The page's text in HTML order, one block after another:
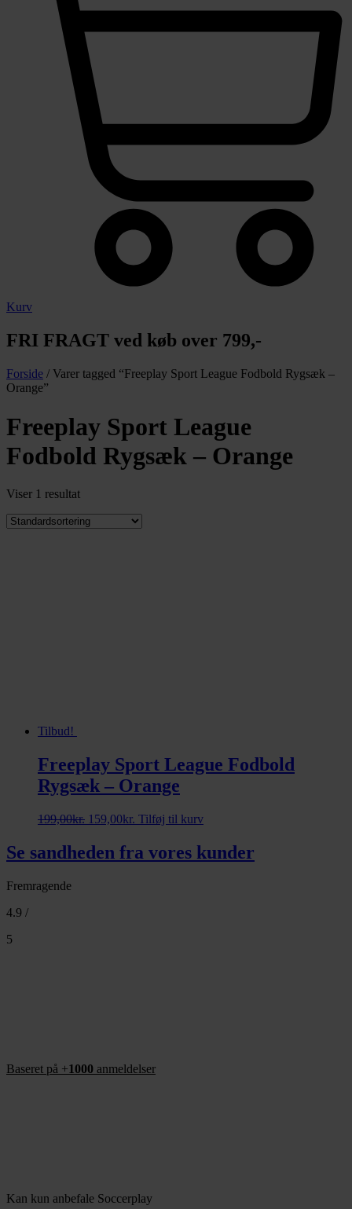
Kurv
FRI FRAGT ved køb over 799,-
Forside / Varer tagged “Freeplay Sport League Fodbold Rygsæk –
Orange”
Freeplay Sport League
Fodbold Rygsæk – Orange
Viser 1 resultat
Tilbud!
Freeplay Sport League Fodbold
Rygsæk – Orange
199,00kr. Den
pris
var:
159,00kr. Den
er:
Tilføj til kurv
Se sandheden fra vores kunder
Fremragende
4.9 /
5
Baseret på +1000 anmeldelser
Kan kun anbefale Soccerplay